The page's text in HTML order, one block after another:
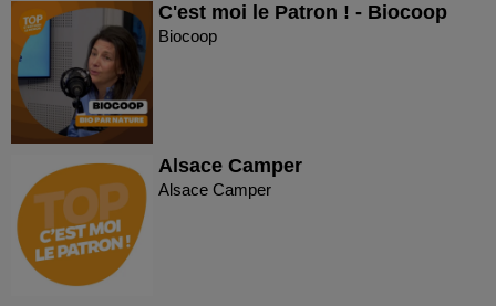
C'est moi le Patron ! - Biocoop
Biocoop
Alsace Camper
Alsace Camper